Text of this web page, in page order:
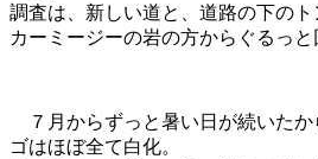
調査は、新しい道と、道路の下のト
カーミージーの岩の方からぐるっと
７月からずっと暑い日が続いたか
ゴはほぼ全て白化。